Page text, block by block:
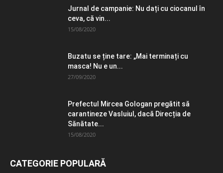
Jurnal de campanie: Nu dați cu ciocanul în
ceva, că vin...
15/08/2020
Buzatu se ține tare: „Mai terminați cu
masca! Nu e un...
27/09/2020
Prefectul Mircea Gologan pregătit să
carantineze Vasluiul, dacă Direcția de
Sănătate...
15/08/2020
CATEGORIE POPULARĂ